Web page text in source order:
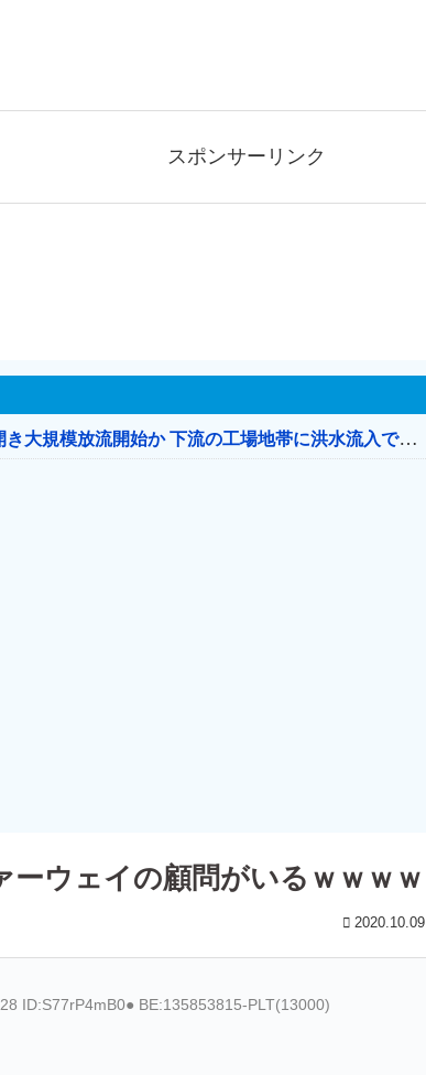
スポンサーリンク
【おわった】 三峡ダム、豪雨で13基の水門を開き大規模放流開始か 下流の工場地帯に洪水流入で崩壊はじまる
ウェイの顧問がいるｗｗｗｗ
2020.10.09
ID:S77rP4mB0● BE:135853815-PLT(13000)